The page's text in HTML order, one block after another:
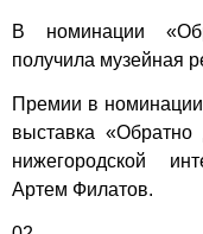
В номинации
получила музейная
Премии в номинации
выставка
нижегородской
Артем Филатов.